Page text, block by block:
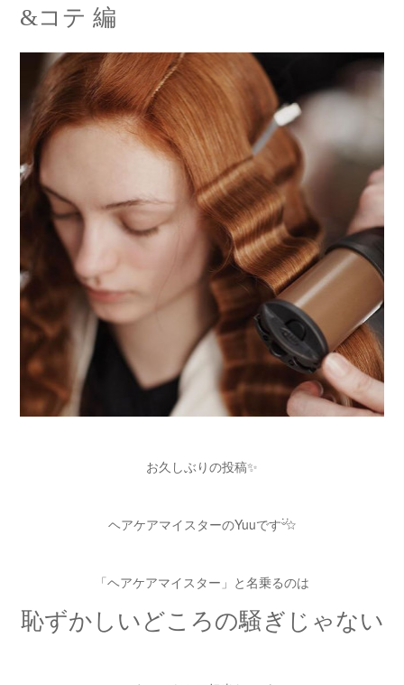
&コテ 編
お久しぶりの投稿✨
ヘアケアマイスターのYuuです۬৺۬☆
「ヘアケアマイスター」と名乗るのは
恥ずかしいどころの騒ぎじゃない